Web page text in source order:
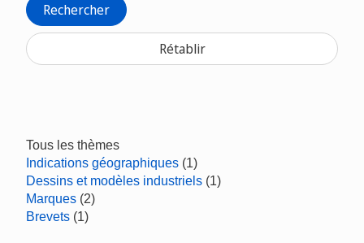
Rechercher
Rétablir
Tous les thèmes
Indications géographiques (1)
Dessins et modèles industriels (1)
Marques (2)
Brevets (1)